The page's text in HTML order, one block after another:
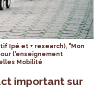
Ipé et + research), "Mon
l'enseignement
Mobilité
important sur